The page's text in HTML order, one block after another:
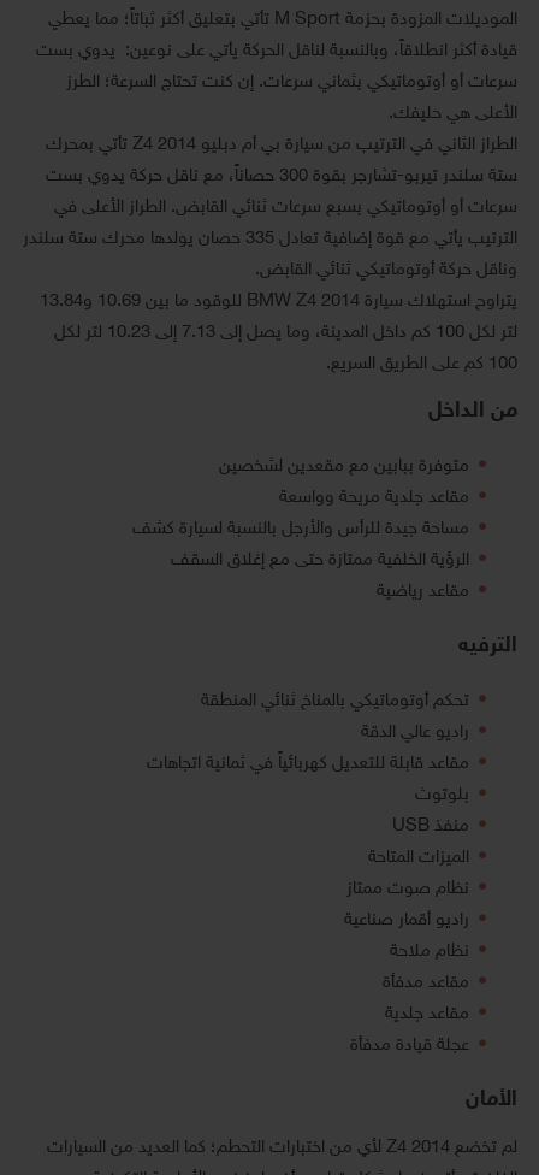
الموديلات المزودة بحزمة M Sport تأتي بتعليق أكثر ثباتاً؛ مما يعطي
قيادة أكثر انطلاقاً، وبالنسبة لناقل الحركة يأتي على نوعين: يدوي بست
سرعات أو أوتوماتيكي بثماني سرعات. إن كنت تحتاج السرعة؛ الطرز
الأعلى هي حليفك.
الطراز الثاني في الترتيب من سيارة بي أم دبليو Z4 2014 تأتي بمحرك
ستة سلندر تيربو-تشارجر بقوة 300 حصاناً، مع ناقل حركة يدوي بست
سرعات أو أوتوماتيكي بسبع سرعات ثنائي القابض. الطراز الأعلى في
الترتيب يأتي مع قوة إضافية تعادل 335 حصان يولدها محرك ستة سلندر
وناقل حركة أوتوماتيكي ثنائي القابض.
يتراوح استهلاك سيارة BMW Z4 2014 للوقود ما بين 10.69 و13.84
لتر لكل 100 كم داخل المدينة، وما يصل إلى 7.13 إلى 10.23 لتر لكل
100 كم على الطريق السريع.
من الداخل
متوفرة ببابين مع مقعدين لشخصين
مقاعد جلدية مريحة وواسعة
مساحة جيدة للرأس والأرجل بالنسبة لسيارة كشف
الرؤية الخلفية ممتازة حتى مع إغلاق السقف
مقاعد رياضية
الترفيه
تحكم أوتوماتيكي بالمناخ ثنائي المنطقة
راديو عالي الدقة
مقاعد قابلة للتعديل كهربائياً في ثمانية اتجاهات
بلوتوث
منفذ USB
الميزات المتاحة
نظام صوت ممتاز
راديو أقمار صناعية
نظام ملاحة
مقاعد مدفأة
مقاعد جلدية
عجلة قيادة مدفأة
الأمان
لم تخضع Z4 2014 لأي من اختبارات التحطم؛ كما العديد من السيارات